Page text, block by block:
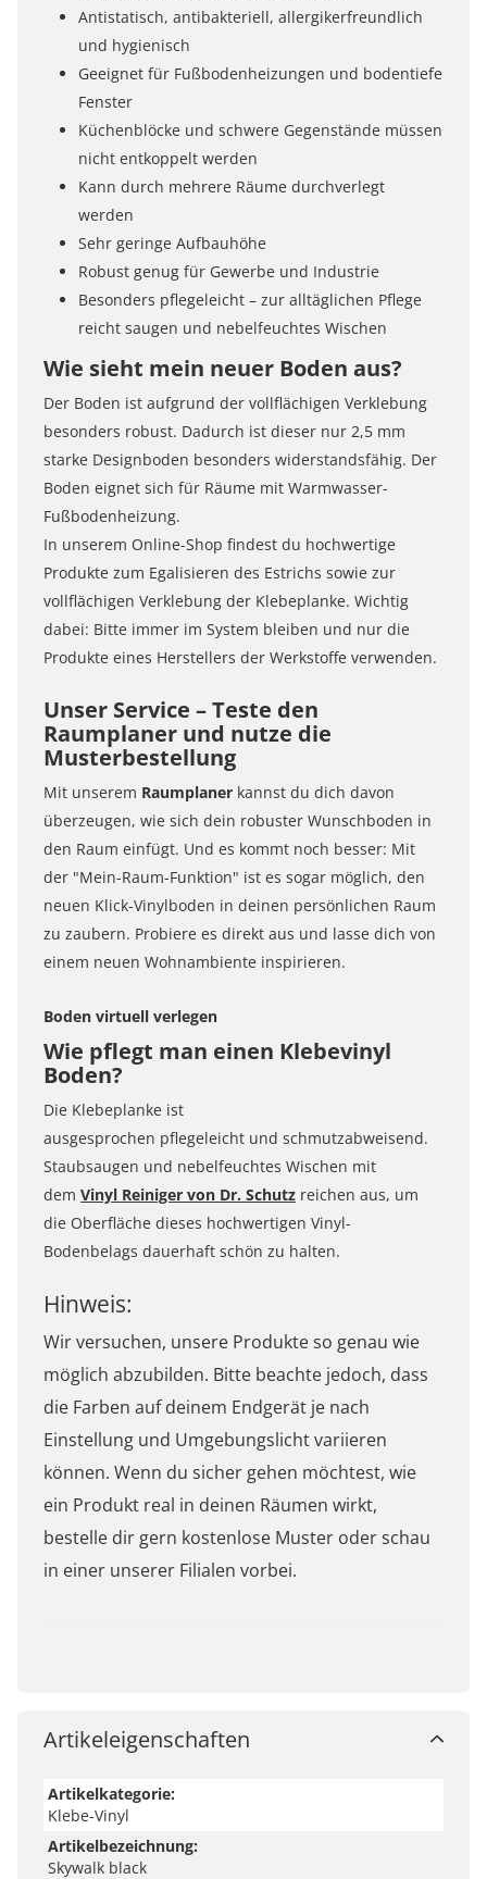
Antistatisch, antibakteriell, allergikerfreundlich
und hygienisch
Geeignet für Fußbodenheizungen und bodentiefe
Fenster
Küchenblöcke und schwere Gegenstände müssen
nicht entkoppelt werden
Kann durch mehrere Räume durchverlegt
werden
Sehr geringe Aufbauhöhe
Robust genug für Gewerbe und Industrie
Besonders pflegeleicht – zur alltäglichen Pflege
reicht saugen und nebelfeuchtes Wischen
Wie sieht mein neuer Boden aus?
Der Boden ist aufgrund der vollflächigen Verklebung
besonders robust. Dadurch ist dieser nur 2,5 mm
starke Designboden besonders widerstandsfähig. Der
Boden eignet sich für Räume mit Warmwasser-
Fußbodenheizung.
In unserem Online-Shop findest du hochwertige
Produkte zum Egalisieren des Estrichs sowie zur
vollflächigen Verklebung der Klebeplanke. Wichtig
dabei: Bitte immer im System bleiben und nur die
Produkte eines Herstellers der Werkstoffe verwenden.
Unser Service – Teste den
Raumplaner und nutze die
Musterbestellung
Mit unserem Raumplaner kannst du dich davon
überzeugen, wie sich dein robuster Wunschboden in
den Raum einfügt. Und es kommt noch besser: Mit
der "Mein-Raum-Funktion" ist es sogar möglich, den
neuen Klick-Vinylboden in deinen persönlichen Raum
zu zaubern. Probiere es direkt aus und lasse dich von
einem neuen Wohnambiente inspirieren.
Boden virtuell verlegen
Wie pflegt man einen Klebevinyl
Boden?
Die Klebeplanke ist
ausgesprochen pflegeleicht und schmutzabweisend.
Staubsaugen und nebelfeuchtes Wischen mit
dem Vinyl Reiniger von Dr. Schutz reichen aus, um
die Oberfläche dieses hochwertigen Vinyl-
Bodenbelags dauerhaft schön zu halten.
Hinweis:
Wir versuchen, unsere Produkte so genau wie
möglich abzubilden. Bitte beachte jedoch, dass
die Farben auf deinem Endgerät je nach
Einstellung und Umgebungslicht variieren
können. Wenn du sicher gehen möchtest, wie
ein Produkt real in deinen Räumen wirkt,
bestelle dir gern kostenlose Muster oder schau
in einer unserer Filialen vorbei.
Artikeleigenschaften
Artikelkategorie:
Klebe-Vinyl
Artikelbezeichnung:
Skywalk black